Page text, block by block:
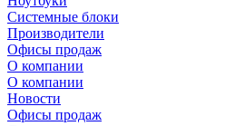
Системные блоки
Производители
Офисы продаж
О компании
О компании
Новости
Офисы продаж